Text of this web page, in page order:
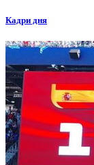
Кадри дня